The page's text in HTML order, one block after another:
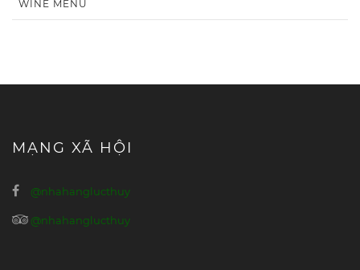
WINE MENU
MẠNG XÃ HỘI
@nhahanglucthuy
@nhahanglucthuy